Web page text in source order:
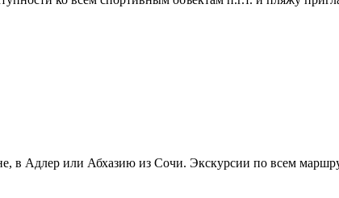
в Адлер или Абхазию из Сочи. Экскурсии по всем